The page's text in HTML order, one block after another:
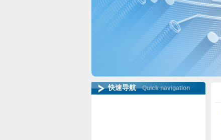
快速导航 Quick navigation